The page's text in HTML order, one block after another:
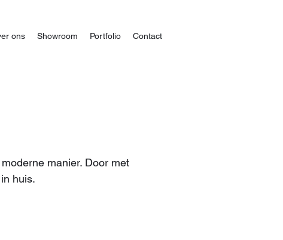
ons Showroom Portfolio Contact
manier. Door met
huis.